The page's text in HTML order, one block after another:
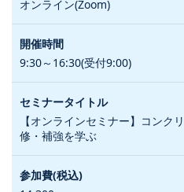
オンライン(Zoom)
9:30～16:30(受付9:00)
【オンラインセミナー】コンク
修・補強を学ぶ